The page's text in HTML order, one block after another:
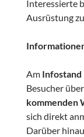
Interessierte
Ausrüstung
Am Infostand
Besucher
kommenden
sich direkt
Darüber